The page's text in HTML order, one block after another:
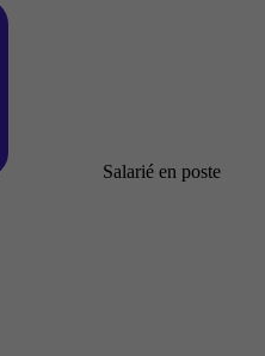
Salarié en poste